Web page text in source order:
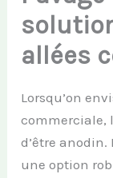
allées
Lorsqu’on
commerciale,
d’être anodin.
une option